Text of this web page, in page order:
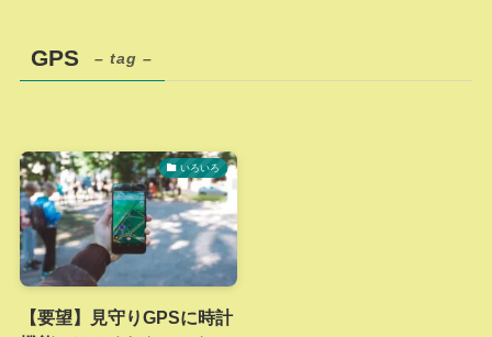
GPS – tag –
いろいろ
【要望】見守りGPSに時計